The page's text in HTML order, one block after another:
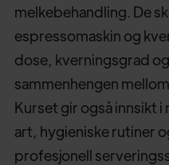
melkebehandling. De
espressomaskin og
dose, kverningsgrad
sammenhengen
Kurset gir også innsikt
art, hygieniske rutiner
profesjonell